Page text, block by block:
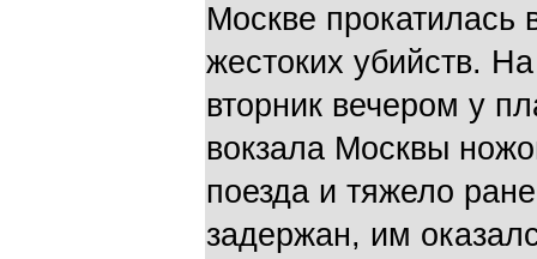
Москве прокатилась
жестоких убийств.
вторник вечером у
вокзала Москвы
поезда и тяжело
задержан, им